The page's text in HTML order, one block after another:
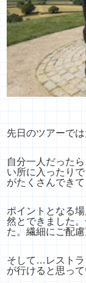
先日のツアーで
自分一人だった
い所に入ったり
がたくさんできて
ポイントとなる場
然とできました
た。繊細にご配
そして…レストラ
が行けると思って